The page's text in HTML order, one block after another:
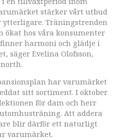
stärker vårt utbud
Träningstrenden
ökat hos våra konsumenter
harmoni och glädje i
säger Evelina Olofsson,
har varumärket
sitt sortiment. I oktober
för dam och herr
Att addera
blir därför ett naturligt
varumärket.